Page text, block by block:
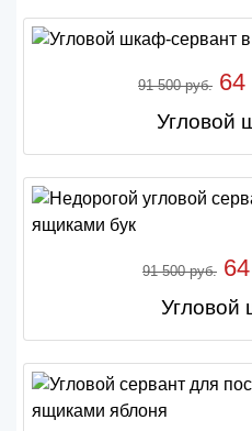
91 500 руб. 64
Угловой
91 500 руб.
Угловой